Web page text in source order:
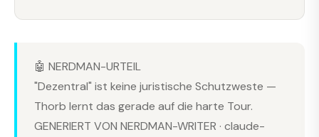
🤖 NERDMAN-URTEIL
"Dezentral" ist keine juristische Schutzweste —
Thorb lernt das gerade auf die harte Tour.
GENERIERT VON NERDMAN-WRITER · claude-